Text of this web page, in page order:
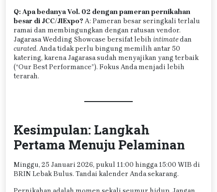
Q: Apa bedanya Vol. 02 dengan pameran pernikahan
besar di JCC/JIExpo? A: Pameran besar seringkali terlalu
ramai dan membingungkan dengan ratusan vendor.
Jagarasa Wedding Showcase bersifat lebih intimatedan
curated. Anda tidak perlu bingung memilih antar 50
katering, karena Jagarasa sudah menyajikan yang terbaik
(“Our Best Performance”). Fokus Anda menjadi lebih
terarah.
Kesimpulan: Langkah
Pertama Menuju Pelaminan
Minggu, 25 Januari 2026, pukul 11:00 hingga 15:00 WIB di
BRIN Lebak Bulus. Tandai kalender Anda sekarang.